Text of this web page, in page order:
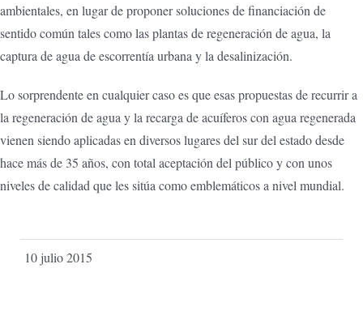
ambientales, en lugar de proponer soluciones de financiación de
sentido común tales como las plantas de regeneración de agua, la
captura de agua de escorrentía urbana y la desalinización.
Lo sorprendente en cualquier caso es que esas propuestas de recurrir a
la regeneración de agua y la recarga de acuíferos con agua regenerada
vienen siendo aplicadas en diversos lugares del sur del estado desde
hace más de 35 años, con total aceptación del público y con unos
niveles de calidad que les sitúa como emblemáticos a nivel mundial.
10 julio 2015